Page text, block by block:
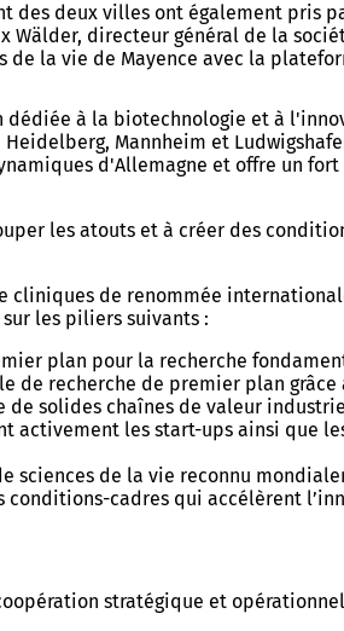
des deux villes ont également pris
directeur général de la
la vie de Mayence avec la
à la biotechnologie et à
Mannheim et
d'Allemagne et offre un
les atouts et à créer des
de renommée
les piliers suivants :
plan pour la recherche
de recherche de premier plan grâce
de solides chaînes de valeur
activement les start-ups ainsi que
sciences de la vie reconnu
cadres qui accélèrent
stratégique et